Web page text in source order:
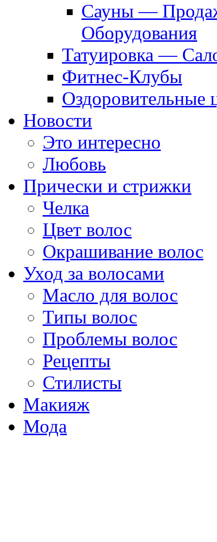
Сауны —
Оборудования
Татуировка —
Фитнес-Клубы
Оздоровительные
Новости
Это интересно
Любовь
Прически и стрижки
Челка
Цвет волос
Окрашивание волос
Уход за волосами
Масло для волос
Типы волос
Проблемы волос
Рецепты
Стилисты
Макияж
Мода